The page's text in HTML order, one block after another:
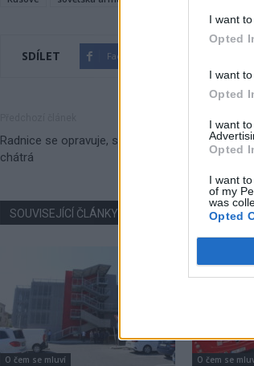
I want
Opted
I want
Opted
I want
Opted
I want
of my
was
Opted
SDÍLET Facebook
Radnice se opravuje, sousední budova ale dále
chátrá
SOUVISEJÍCÍ ČLÁNKY VÍCE OD AUTORA
O čem se mluví O čem se